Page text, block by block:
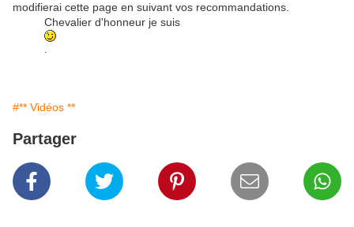
modifierai cette page en suivant vos recommandations.
Chevalier d'honneur je suis
#** Vidéos **
Partager